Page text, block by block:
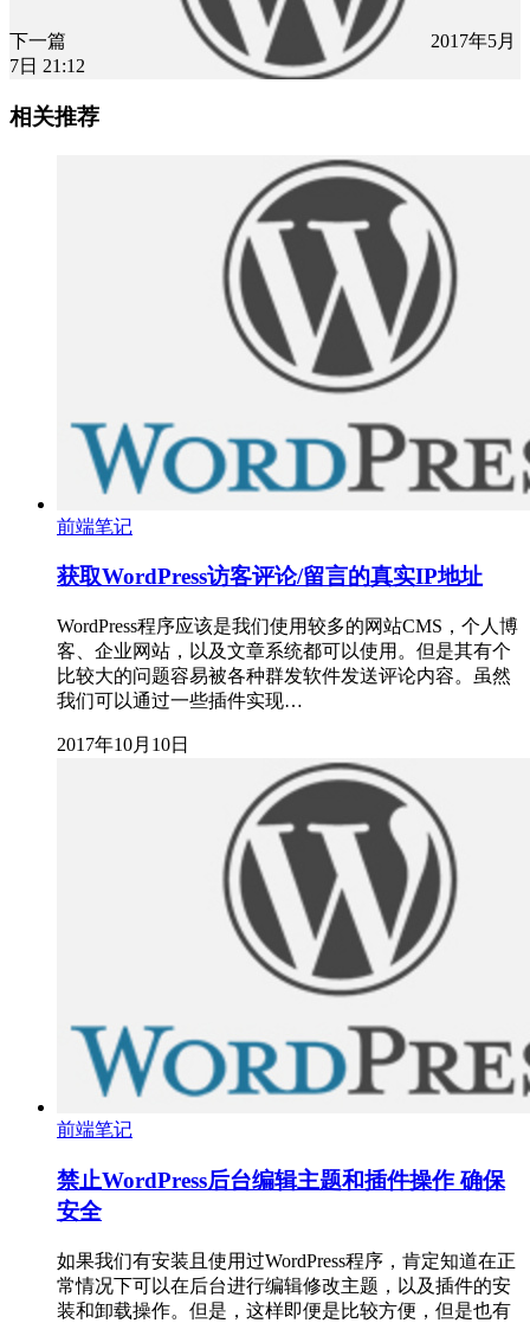
下一篇
2017年5月
7日 21:12
相关推荐
前端笔记
获取WordPress访客评论/留言的真实IP地址
WordPress程序应该是我们使用较多的网站CMS，个人博
客、企业网站，以及文章系统都可以使用。但是其有个
比较大的问题容易被各种群发软件发送评论内容。虽然
我们可以通过一些插件实现…
2017年10月10日
前端笔记
禁止WordPress后台编辑主题和插件操作 确保
安全
如果我们有安装且使用过WordPress程序，肯定知道在正
常情况下可以在后台进行编辑修改主题，以及插件的安
装和卸载操作。但是，这样即便是比较方便，但是也有